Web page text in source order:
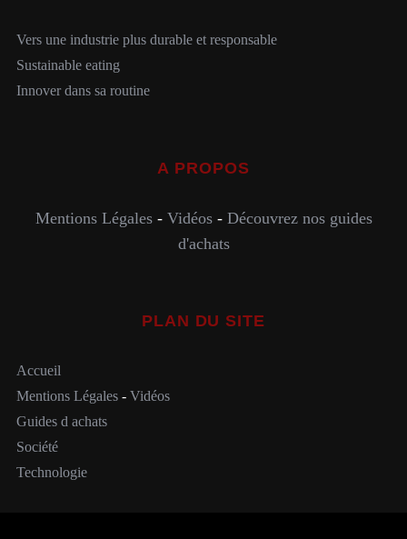
Vers une industrie plus durable et responsable
Sustainable eating
Innover dans sa routine
A PROPOS
Mentions Légales- Vidéos- Découvrez nos guides
d'achats
PLAN DU SITE
Accueil
Mentions Légales- Vidéos
Guides d achats
Société
Technologie
r